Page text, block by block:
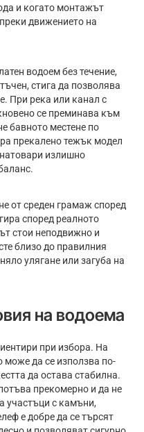
и когато монтажът
движението на
водоем без течение,
стига да позволява
При река или канал с
се преминава към
бавното местене по
прекалено тежък модел
излишно
от среден грамаж според
според реалното
стои неподвижно и
близо до правилния
улягане или загуба на
на водоема
при избора. На
може да се използва по-
да остава стабилна.
прекомерно и да не
участъци с камъни,
е добре да се търсят